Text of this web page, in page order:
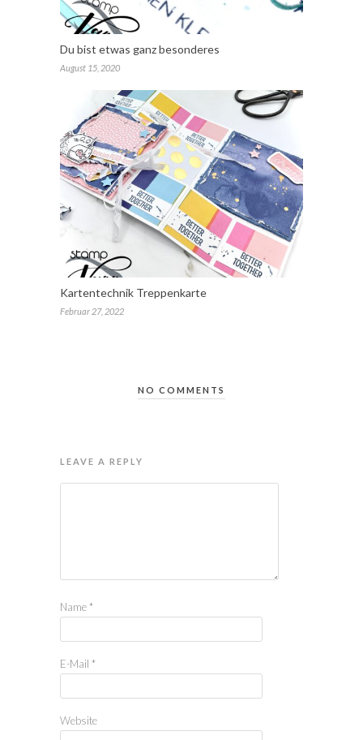
Du bist etwas ganz besonderes
August 15, 2020
Kartentechnik Treppenkarte
Februar 27, 2022
NO COMMENTS
LEAVE A REPLY
Name *
E-Mail *
Website